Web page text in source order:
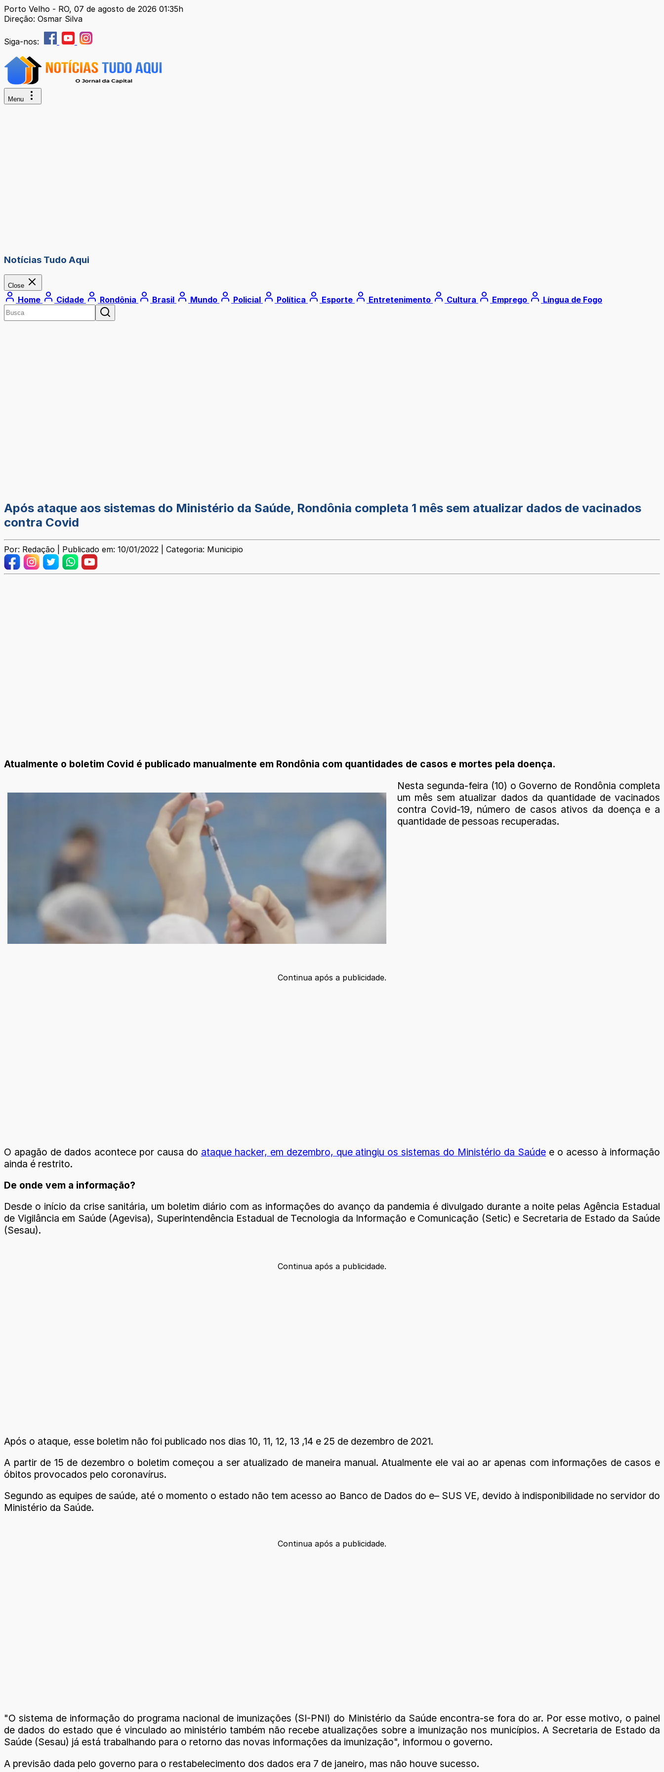
Porto Velho - RO, 07 de agosto de 2026 01:35h
Direção: Osmar Silva
Siga-nos:
Menu
Notícias Tudo Aqui
Close
Home Cidade Rondônia Brasil Mundo Policial Política Esporte Entretenimento Cultura Emprego Língua de Fogo
Após ataque aos sistemas do Ministério da Saúde, Rondônia completa 1 mês sem atualizar dados de vacinados
contra Covid
Por: Redação | Publicado em: 10/01/2022 | Categoria: Municipio
Atualmente o boletim Covid é publicado manualmente em Rondônia com quantidades de casos e mortes pela doença.
Nesta segunda-feira (10) o Governo de Rondônia completa
um mês sem atualizar dados da quantidade de vacinados
contra Covid-19, número de casos ativos da doença e a
quantidade de pessoas recuperadas.
Continua após a publicidade.
O apagão de dados acontece por causa do ataque hacker, em dezembro, que atingiu os sistemas do Ministério da Saúde e o acesso à informação
ainda é restrito.
De onde vem a informação?
Desde o início da crise sanitária, um boletim diário com as informações do avanço da pandemia é divulgado durante a noite pelas Agência Estadual
de Vigilância em Saúde (Agevisa), Superintendência Estadual de Tecnologia da Informação e Comunicação (Setic) e Secretaria de Estado da Saúde
(Sesau).
Continua após a publicidade.
Após o ataque, esse boletim não foi publicado nos dias 10, 11, 12, 13 ,14 e 25 de dezembro de 2021.
A partir de 15 de dezembro o boletim começou a ser atualizado de maneira manual. Atualmente ele vai ao ar apenas com informações de casos e
óbitos provocados pelo coronavírus.
Segundo as equipes de saúde, até o momento o estado não tem acesso ao Banco de Dados do e– SUS VE, devido à indisponibilidade no servidor do
Ministério da Saúde.
Continua após a publicidade.
"O sistema de informação do programa nacional de imunizações (SI-PNI) do Ministério da Saúde encontra-se fora do ar. Por esse motivo, o painel
de dados do estado que é vinculado ao ministério também não recebe atualizações sobre a imunização nos municípios. A Secretaria de Estado da
Saúde (Sesau) já está trabalhando para o retorno das novas informações da imunização", informou o governo.
A previsão dada pelo governo para o restabelecimento dos dados era 7 de janeiro, mas não houve sucesso.